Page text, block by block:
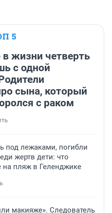
5
жизни четверть
с одной
сына, который
с раком
под лежаками, погибли
жертв дети: что
на пляж в Геленджике
макияже». Следователь